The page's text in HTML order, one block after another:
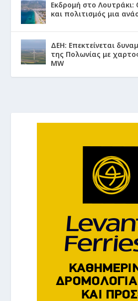
Εκδρομή στο
και πολιτισμός μια
ΔΕΗ: Επεκτείνεται
της Πολωνίας με
MW